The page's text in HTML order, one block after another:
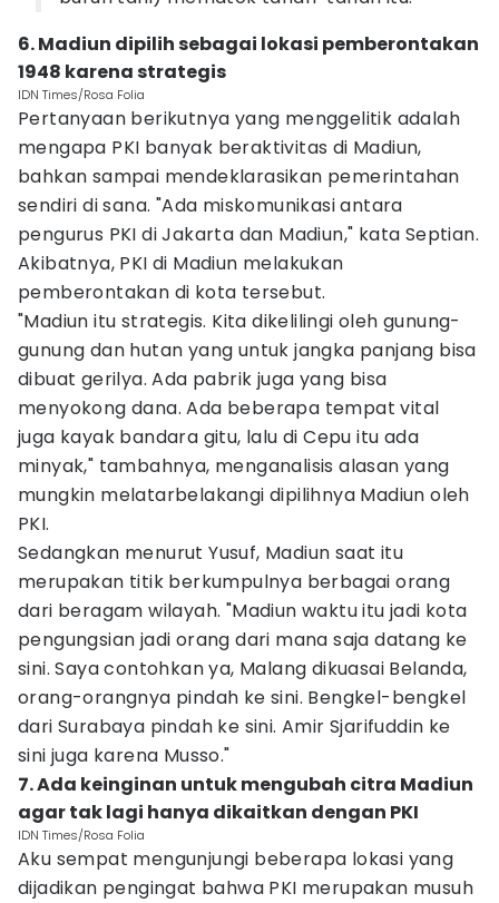
6. Madiun dipilih sebagai lokasi pemberontakan
1948 karena strategis
IDN Times/Rosa Folia
Pertanyaan berikutnya yang menggelitik adalah
mengapa PKI banyak beraktivitas di Madiun,
bahkan sampai mendeklarasikan pemerintahan
sendiri di sana. "Ada miskomunikasi antara
pengurus PKI di Jakarta dan Madiun," kata Septian.
Akibatnya, PKI di Madiun melakukan
pemberontakan di kota tersebut.
"Madiun itu strategis. Kita dikelilingi oleh gunung-
gunung dan hutan yang untuk jangka panjang bisa
dibuat gerilya. Ada pabrik juga yang bisa
menyokong dana. Ada beberapa tempat vital
juga kayak bandara gitu, lalu di Cepu itu ada
minyak," tambahnya, menganalisis alasan yang
mungkin melatarbelakangi dipilihnya Madiun oleh
PKI.
Sedangkan menurut Yusuf, Madiun saat itu
merupakan titik berkumpulnya berbagai orang
dari beragam wilayah. "Madiun waktu itu jadi kota
pengungsian jadi orang dari mana saja datang ke
sini. Saya contohkan ya, Malang dikuasai Belanda,
orang-orangnya pindah ke sini. Bengkel-bengkel
dari Surabaya pindah ke sini. Amir Sjarifuddin ke
sini juga karena Musso."
7. Ada keinginan untuk mengubah citra Madiun
agar tak lagi hanya dikaitkan dengan PKI
IDN Times/Rosa Folia
Aku sempat mengunjungi beberapa lokasi yang
dijadikan pengingat bahwa PKI merupakan musuh